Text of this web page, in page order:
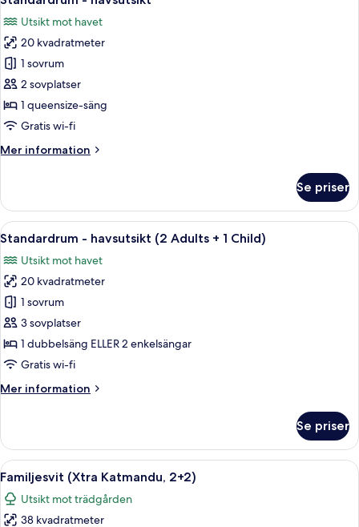
adults)
alla
foton
för
Standardrum
-
havsutsikt
Utsikt mot havet
20 kvadratmeter
1 sovrum
2 sovplatser
1 queensize-säng
Gratis wi-fi
Mer information
Mer
-
havsutsikt
Se priser
Öppna
alla
foton
för
Standardrum
-
havsutsikt
(2
+
Ett hotellrum med en stor säng, en
4
Standardrum - havsutsikt (2 Adults + 1 Child)
Utsikt mot havet
20 kvadratmeter
1 sovrum
3 sovplatser
1 dubbelsäng ELLER 2 enkelsängar
Gratis wi-fi
Mer information
Mer
-
havsutsikt
(2
Adults
+
Se priser
Öppna
alla
foton
för
Ett hotellrum med två sängar, en TV,
8
Familjesvit (Xtra Katmandu, 2+2)
Utsikt mot trädgården
38 kvadratmeter